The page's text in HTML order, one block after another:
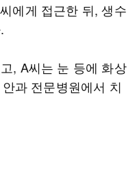
에게 접근한 뒤, 생수
, A씨는 눈 등에 화상
과 전문병원에서 치